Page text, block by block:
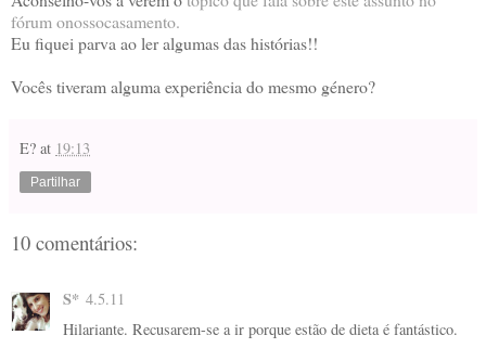
fórum onossocasamento.
Eu fiquei parva ao ler algumas das histórias!!
Vocês tiveram alguma experiência do mesmo género?
E? at 19:13
Partilhar
10 comentários:
S* 4.5.11
Hilariante. Recusarem-se a ir porque estão de dieta é fantástico.